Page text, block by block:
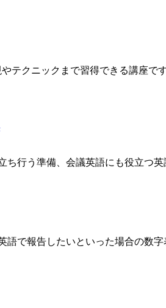
テクニックまで習得できる講座です
行う準備、会議英語にも役立つ
で報告したいといった場合の数